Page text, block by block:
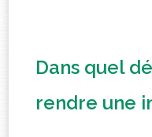
Dans quel
rendre une